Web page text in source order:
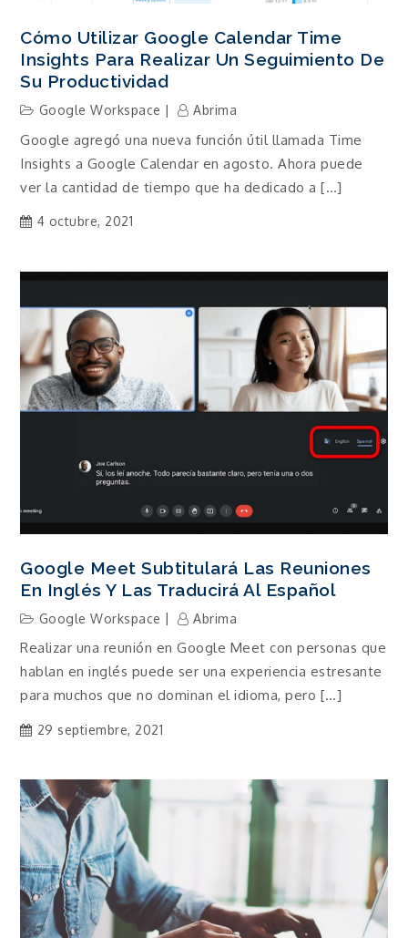
Cómo Utilizar Google Calendar Time
Insights Para Realizar Un Seguimiento De
Su Productividad
Google Workspace Abrima
Google agregó una nueva función útil llamada Time
Insights a Google Calendar en agosto. Ahora puede
ver la cantidad de tiempo que ha dedicado a […]
4 octubre, 2021
Google Meet Subtitulará Las Reuniones
En Inglés Y Las Traducirá Al Español
Google Workspace Abrima
Realizar una reunión en Google Meet con personas que
hablan en inglés puede ser una experiencia estresante
para muchos que no dominan el idioma, pero […]
29 septiembre, 2021